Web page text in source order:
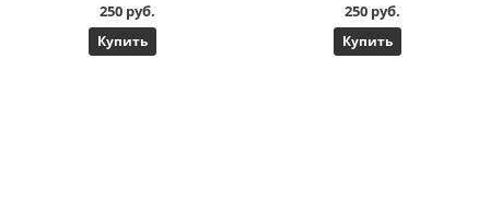
250 руб.
Купить
250 руб.
Купить